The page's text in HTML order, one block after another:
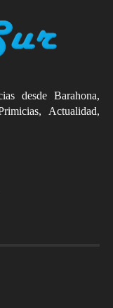
desde Barahona,
Actualidad,